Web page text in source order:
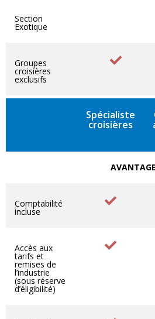
Section
Exotique
Groupes
croisières
exclusifs
Spécialiste
croisières
Comptabilité
incluse
Accès aux
tarifs et
remises de
l’industrie
(sous réserve
d’éligibilité)